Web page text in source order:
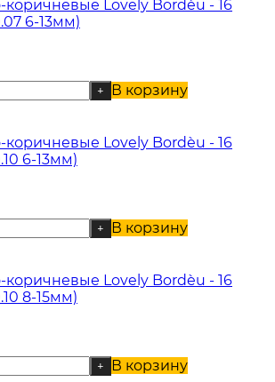
Lovely Bordèu - 16
6-13мм)
+ В корзину
Lovely Bordèu - 16
6-13мм)
+ В корзину
Lovely Bordèu - 16
8-15мм)
+ В корзину